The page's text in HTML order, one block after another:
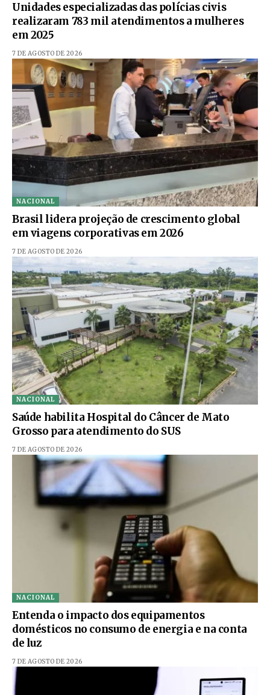
Unidades especializadas das polícias civis
realizaram 783 mil atendimentos a mulheres
em 2025
7 DE AGOSTO DE 2026
NACIONAL
Brasil lidera projeção de crescimento global
em viagens corporativas em 2026
7 DE AGOSTO DE 2026
NACIONAL
Saúde habilita Hospital do Câncer de Mato
Grosso para atendimento do SUS
7 DE AGOSTO DE 2026
NACIONAL
Entenda o impacto dos equipamentos
domésticos no consumo de energia e na conta
de luz
7 DE AGOSTO DE 2026